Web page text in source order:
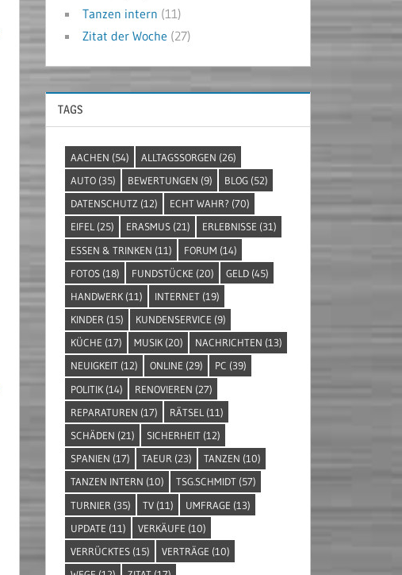
Tanzen intern (11)
Zitat der Woche (27)
TAGS
AACHEN (54) ALLTAGSSORGEN (26)
AUTO(35) BEWERTUNGEN (9) BLOG(52)
DATENSCHUTZ (12) ECHT WAHR? (70)
EIFEL(25) ERASMUS(21) ERLEBNISSE (31)
ESSEN & TRINKEN (11) FORUM (14)
FOTOS(18) FUNDSTÜCKE (20) GELD(45)
HANDWERK(11) INTERNET(19)
KINDER (15) KUNDENSERVICE (9)
KÜCHE (17) MUSIK(20) NACHRICHTEN (13)
NEUIGKEIT(12) ONLINE (29) PC (39)
POLITIK(14) RENOVIEREN (27)
REPARATUREN (17) RÄTSEL (11)
SCHÄDEN (21) SICHERHEIT(12)
SPANIEN (17) TAEUR(23) TANZEN (10)
TANZEN INTERN (10) TSG.SCHMIDT(57)
TURNIER (35) TV(11) UMFRAGE (13)
UPDATE (11) VERKÄUFE (10)
VERRÜCKTES(15) VERTRÄGE (10)